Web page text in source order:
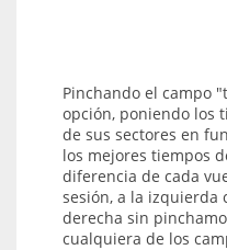
Pinchando el campo
opción, poniendo los
de sus sectores en
los mejores tiempos
diferencia de cada
sesión, a la izquierda
derecha sin
cualquiera de los